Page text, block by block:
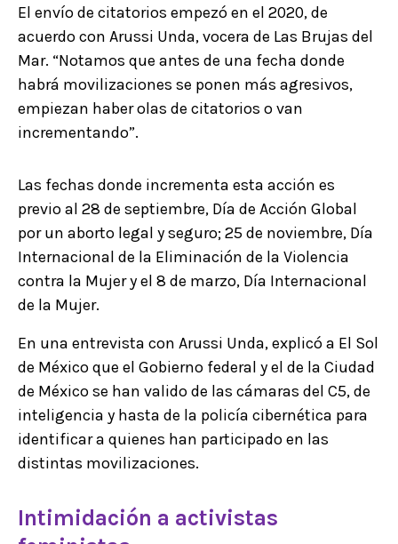
El envío de citatorios empezó en el 2020, de
acuerdo con Arussi Unda, vocera de Las Brujas del
Mar. “Notamos que antes de una fecha donde
habrá movilizaciones se ponen más agresivos,
empiezan haber olas de citatorios o van
incrementando”.
Las fechas donde incrementa esta acción es
previo al 28 de septiembre, Día de Acción Global
por un aborto legal y seguro; 25 de noviembre, Día
Internacional de la Eliminación de la Violencia
contra la Mujer y el 8 de marzo, Día Internacional
de la Mujer.
En una entrevista con Arussi Unda, explicó a El Sol
de México que el Gobierno federal y el de la Ciudad
de México se han valido de las cámaras del C5, de
inteligencia y hasta de la policía cibernética para
identificar a quienes han participado en las
distintas movilizaciones.
Intimidación a activistas